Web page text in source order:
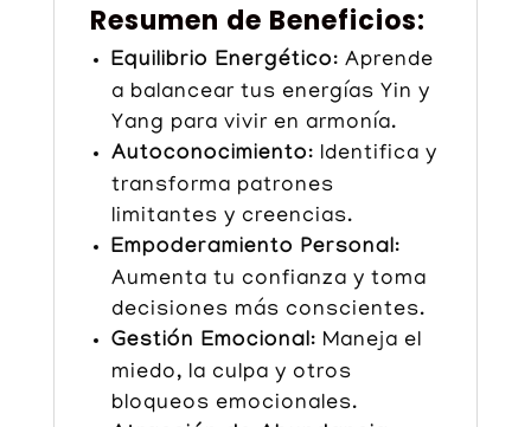
Resumen de Beneficios:
Equilibrio Energético: Aprende
a balancear tus energías Yin y
Yang para vivir en armonía.
Autoconocimiento: Identifica y
transforma patrones
limitantes y creencias.
Empoderamiento Personal:
Aumenta tu confianza y toma
decisiones más conscientes.
Gestión Emocional: Maneja el
miedo, la culpa y otros
bloqueos emocionales.